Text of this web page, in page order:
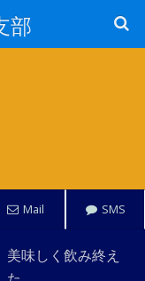
部
Mail SMS
味しく飲み終え